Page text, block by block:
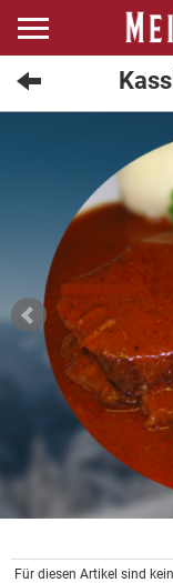
Für diesen Artikel sind